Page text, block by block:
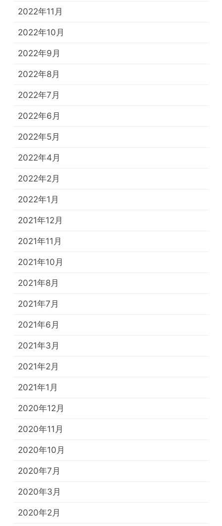
2022年11月
2022年10月
2022年9月
2022年8月
2022年7月
2022年6月
2022年5月
2022年4月
2022年2月
2022年1月
2021年12月
2021年11月
2021年10月
2021年8月
2021年7月
2021年6月
2021年3月
2021年2月
2021年1月
2020年12月
2020年11月
2020年10月
2020年7月
2020年3月
2020年2月